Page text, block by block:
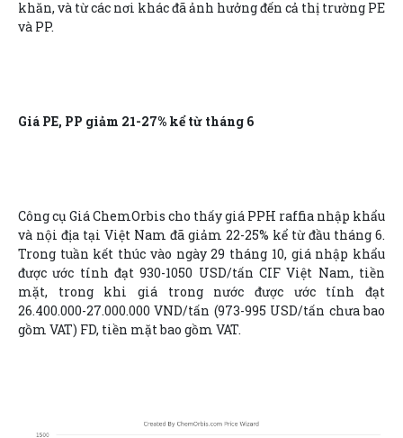
khăn, và từ các nơi khác đã ảnh hưởng đến cả thị trường PE
và PP.
Giá PE, PP giảm 21-27% kể từ tháng 6
Công cụ Giá ChemOrbis cho thấy giá PPH raffia nhập khẩu
và nội địa tại Việt Nam đã giảm 22-25% kể từ đầu tháng 6.
Trong tuần kết thúc vào ngày 29 tháng 10, giá nhập khẩu
được ước tính đạt 930-1050 USD/tấn CIF Việt Nam, tiền
mặt, trong khi giá trong nước được ước tính đạt
26.400.000-27.000.000 VND/tấn (973-995 USD/tấn chưa bao
gồm VAT) FD, tiền mặt bao gồm VAT.